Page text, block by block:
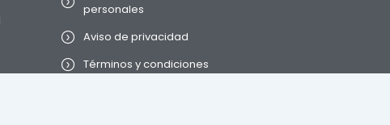
personales
Aviso de privacidad
Términos y condiciones